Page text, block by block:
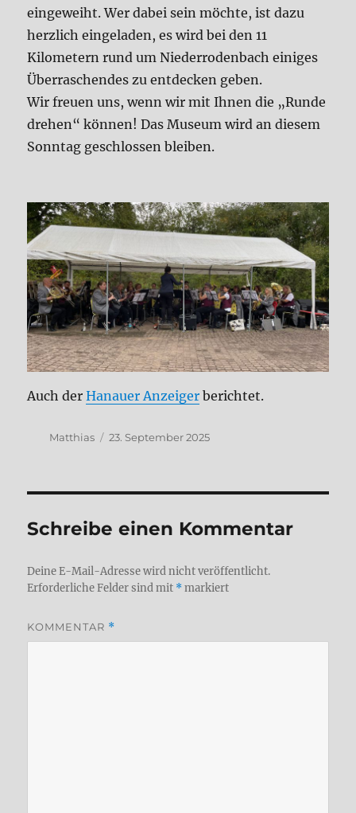
eingeweiht. Wer dabei sein möchte, ist dazu
herzlich eingeladen, es wird bei den 11
Kilometern rund um Niederrodenbach einiges
Überraschendes zu entdecken geben.
Wir freuen uns, wenn wir mit Ihnen die „Runde
drehen“ können! Das Museum wird an diesem
Sonntag geschlossen bleiben.
Auch derHanauer Anzeiger berichtet.
Autor
Matthias
Veröffentlicht
23. September 2025
Schreibe einen Kommentar
Deine E-Mail-Adresse wird nicht veröffentlicht.
Erforderliche Felder sind mit *markiert
KOMMENTAR *